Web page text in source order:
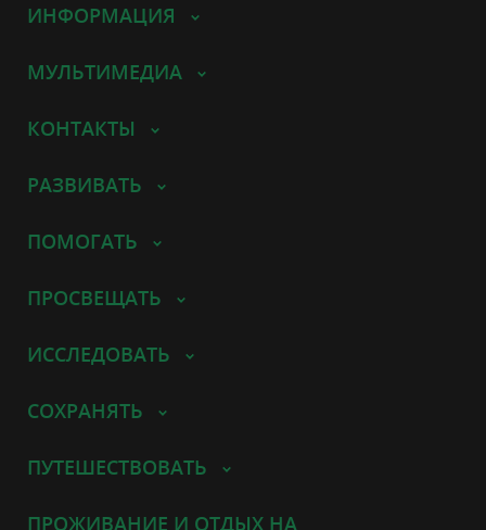
ИНФОРМАЦИЯ
МУЛЬТИМЕДИА
КОНТАКТЫ
РАЗВИВАТЬ
ПОМОГАТЬ
ПРОСВЕЩАТЬ
ИССЛЕДОВАТЬ
СОХРАНЯТЬ
ПУТЕШЕСТВОВАТЬ
ПРОЖИВАНИЕ И ОТДЫХ НА